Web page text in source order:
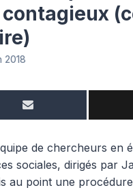
2018
o
i
de chercheurs en
sociales, dirigés par
au point une procédure